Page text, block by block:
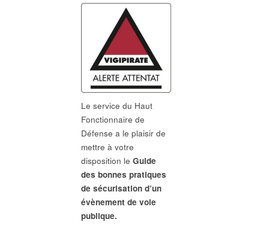
Le service du Haut
Fonctionnaire de
Défense a le plaisir de
mettre à votre
disposition le Guide
des bonnes pratiques
de sécurisation d’un
évènement de voie
publique.